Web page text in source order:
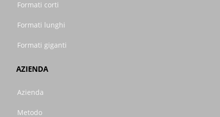
Formati corti
Formati lunghi
Formati giganti
AZIENDA
Azienda
Metodo